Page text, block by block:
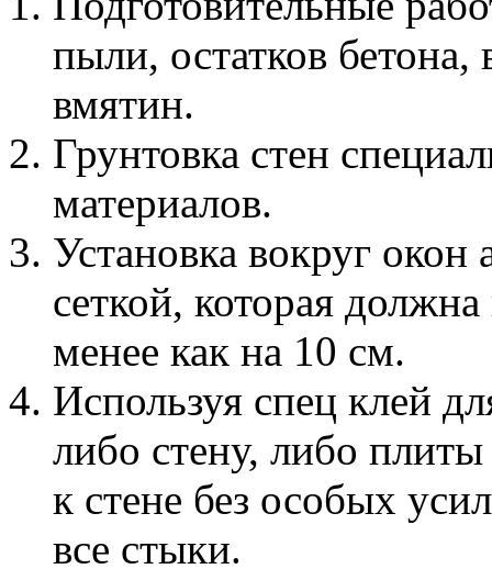
пыли, остатков
вмятин.
Грунтовка стен
материалов.
Установка вокруг
сеткой, которая
менее как на 10 см.
Используя спец клей
либо стену, либо
к стене без особых
все стыки.